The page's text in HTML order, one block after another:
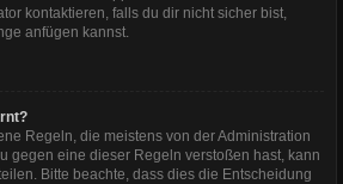
kontaktieren, falls du dir nicht sicher bist,
anfügen kannst.
Regeln, die meistens von der Administration
gegen eine dieser Regeln verstoßen hast, kann
Bitte beachte, dass dies die Entscheidung